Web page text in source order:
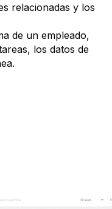
relacionadas y los
de un empleado,
los datos de